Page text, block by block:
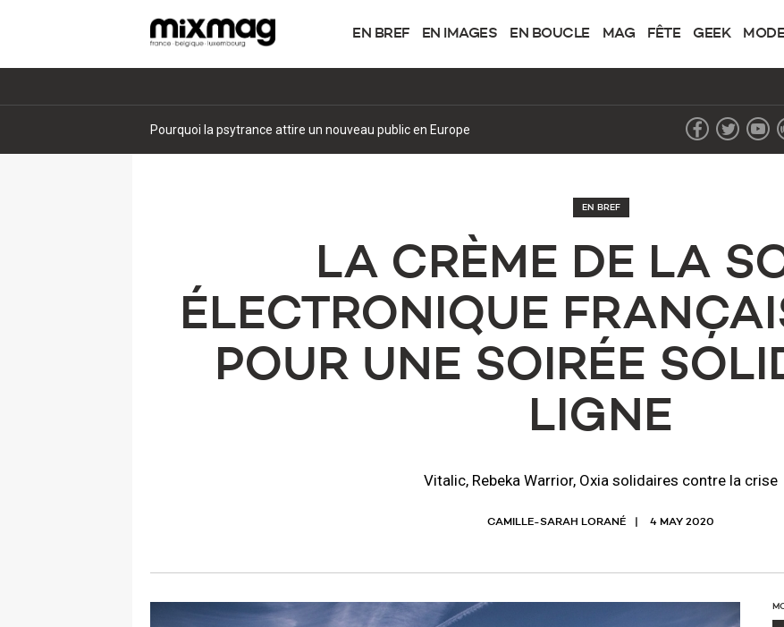
EN BREF EN IMAGES EN BOUCLE MAG FÊTE GEEK MODE
Pourquoi la psytrance attire un nouveau public en Europe
EN BREF
LA CRÈME DE LA
ÉLECTRONIQUE
POUR UNE SOIRÉE
LIGNE
Vitalic, Rebeka Warrior, Oxia solidaires contre la crise
CAMILLE-SARAH LORANÉ 4 MAY 2020